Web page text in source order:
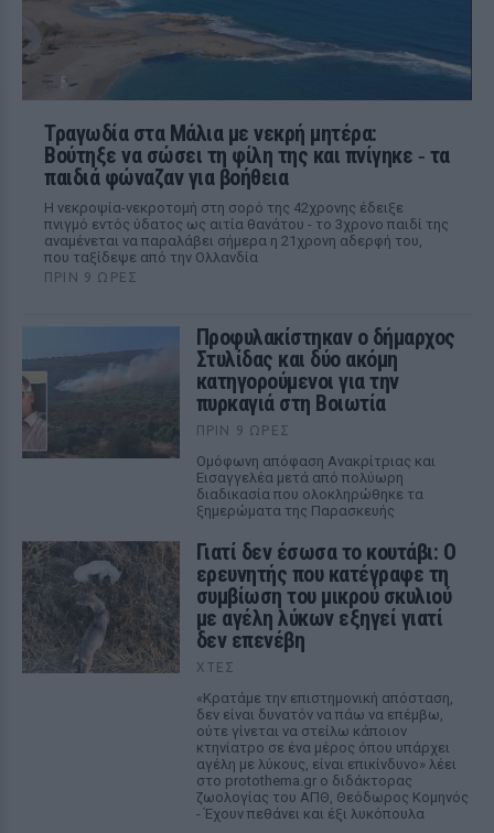
Τραγωδία στα Μάλια με νεκρή μητέρα:
Βούτηξε να σώσει τη φίλη της και πνίγηκε ‑ τα
παιδιά φώναζαν για βοήθεια
Η νεκροψία-νεκροτομή στη σορό της 42χρονης έδειξε
πνιγμό εντός ύδατος ως αιτία θανάτου - το 3χρονο παιδί της
αναμένεται να παραλάβει σήμερα η 21χρονη αδερφή του,
που ταξίδεψε από την Ολλανδία
ΠΡΙΝ 9 ΏΡΕΣ
Προφυλακίστηκαν ο δήμαρχος
Στυλίδας και δύο ακόμη
κατηγορούμενοι για την
πυρκαγιά στη Βοιωτία
ΠΡΙΝ 9 ΏΡΕΣ
Ομόφωνη απόφαση Ανακρίτριας και
Εισαγγελέα μετά από πολύωρη
διαδικασία που ολοκληρώθηκε τα
ξημερώματα της Παρασκευής
Γιατί δεν έσωσα το κουτάβι: Ο
ερευνητής που κατέγραφε τη
συμβίωση του μικρού σκυλιού
με αγέλη λύκων εξηγεί γιατί
δεν επενέβη
ΧΤΕΣ
«Κρατάμε την επιστημονική απόσταση,
δεν είναι δυνατόν να πάω να επέμβω,
ούτε γίνεται να στείλω κάποιον
κτηνίατρο σε ένα μέρος όπου υπάρχει
αγέλη με λύκους, είναι επικίνδυνο» λέει
στο protothema.gr ο διδάκτορας
ζωολογίας του ΑΠΘ, Θεόδωρος Κομηνός
- Έχουν πεθάνει και έξι λυκόπουλα